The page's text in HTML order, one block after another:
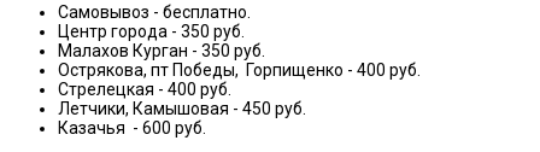
Самовывоз - бесплатно.
Центр города - 350 руб.
Малахов Курган - 350 руб.
Острякова, пт Победы, Горпищенко - 400 руб.
Стрелецкая - 400 руб.
Летчики, Камышовая - 450 руб.
Казачья - 600 руб.